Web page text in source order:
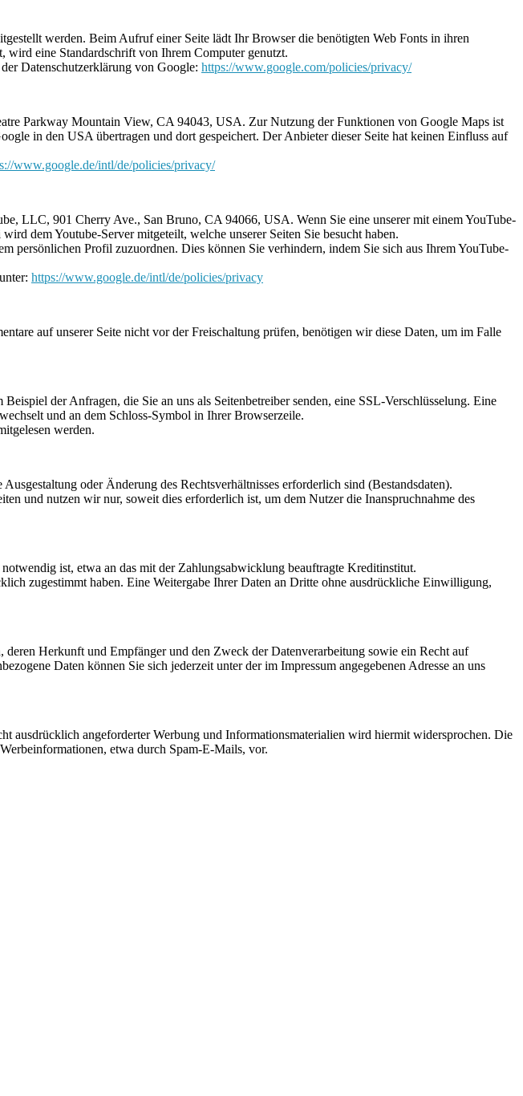
werden. Beim Aufruf einer Seite lädt Ihr Browser die benötigten Web Fonts in ihren
wird eine Standardschrift von Ihrem Computer genutzt.
Datenschutzerklärung von Google: https://www.google.com/policies/privacy/
Parkway Mountain View, CA 94043, USA. Zur Nutzung der Funktionen von Google Maps ist
in den USA übertragen und dort gespeichert. Der Anbieter dieser Seite hat keinen Einfluss auf
www.google.de/intl/de/policies/privacy/
LLC, 901 Cherry Ave., San Bruno, CA 94066, USA. Wenn Sie eine unserer mit einem YouTube-
dem Youtube-Server mitgeteilt, welche unserer Seiten Sie besucht haben.
persönlichen Profil zuzuordnen. Dies können Sie verhindern, indem Sie sich aus Ihrem YouTube-
https://www.google.de/intl/de/policies/privacy
auf unserer Seite nicht vor der Freischaltung prüfen, benötigen wir diese Daten, um im Falle
der Anfragen, die Sie an uns als Seitenbetreiber senden, eine SSL-Verschlüsselung. Eine
und an dem Schloss-Symbol in Ihrer Browserzeile.
werden.
oder Änderung des Rechtsverhältnisses erforderlich sind (Bestandsdaten).
und nutzen wir nur, soweit dies erforderlich ist, um dem Nutzer die Inanspruchnahme des
ist, etwa an das mit der Zahlungsabwicklung beauftragte Kreditinstitut.
zugestimmt haben. Eine Weitergabe Ihrer Daten an Dritte ohne ausdrückliche Einwilligung,
deren Herkunft und Empfänger und den Zweck der Datenverarbeitung sowie ein Recht auf
Daten können Sie sich jederzeit unter der im Impressum angegebenen Adresse an uns
ausdrücklich angeforderter Werbung und Informationsmaterialien wird hiermit widersprochen. Die
etwa durch Spam-E-Mails, vor.